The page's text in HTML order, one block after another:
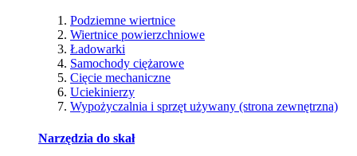
Podziemne wiertnice
Wiertnice powierzchniowe
Ładowarki
Samochody ciężarowe
Cięcie mechaniczne
Uciekinierzy
Wypożyczalnia i sprzęt używany (strona zewnętrzna)
Narzędzia do skał